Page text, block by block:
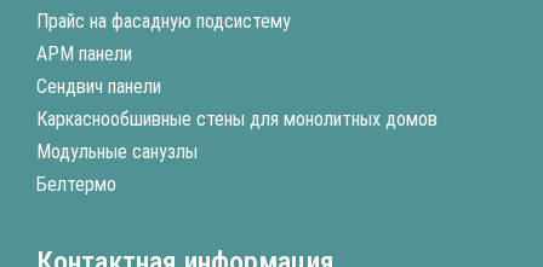
Прайс на фасадную подсистему
АРМ панели
Сендвич панели
Каркаснообшивные стены для монолитных домов
Модульные санузлы
Белтермо